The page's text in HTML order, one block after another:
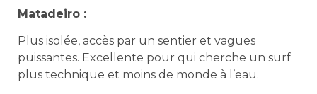
Matadeiro :
Plus isolée, accès par un sentier et vagues
puissantes. Excellente pour qui cherche un surf
plus technique et moins de monde à l’eau.